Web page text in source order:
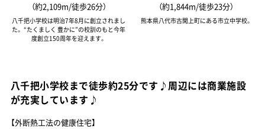
（約2,109m/徒歩26分）
八千把小学校は明治7年8月に創立されまし
た。 “たくましく 豊かに”の校訓のもと今年
度創立150周年を迎えます。
（約1,844m/徒歩23分）
熊本県八代市古閑上町にある市立中学校。
八千把小学校まで徒歩約25分です♪周辺には商業施設
が充実しています♪
【外断熱工法の健康住宅】